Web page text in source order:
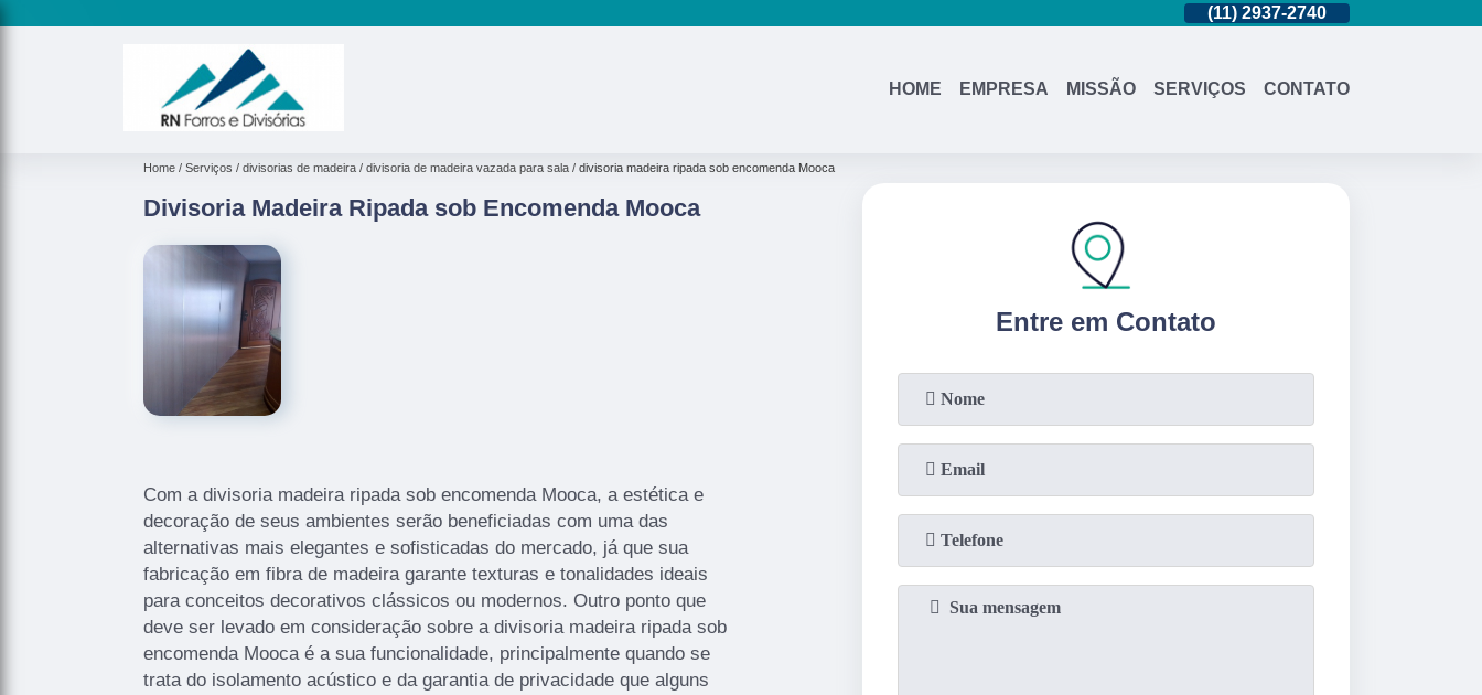
(11) 2937-2740
HOME EMPRESA MISSÃO SERVIÇOS CONTATO
Home Serviços divisorias de madeira divisoria de madeira vazada para sala divisoria madeira ripada sob encomenda Mooca
Divisoria Madeira Ripada sob Encomenda Mooca
Com a divisoria madeira ripada sob encomenda Mooca, a estética e
decoração de seus ambientes serão beneficiadas com uma das
alternativas mais elegantes e sofisticadas do mercado, já que sua
fabricação em fibra de madeira garante texturas e tonalidades ideais
para conceitos decorativos clássicos ou modernos. Outro ponto que
deve ser levado em consideração sobre a divisoria madeira ripada sob
encomenda Mooca é a sua funcionalidade, principalmente quando se
trata do isolamento acústico e da garantia de privacidade que alguns
Entre em Contato